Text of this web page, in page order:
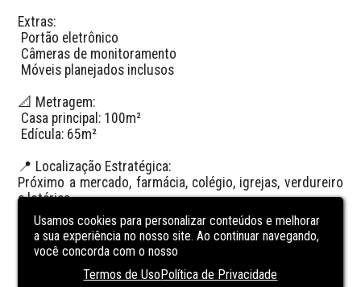
Extras:
📐 Metragem:
📍 Localização Estratégica:
Próximo a mercado, farmácia, colégio, igrejas, verdureiro
e lotérica.
💰 Valor: R$ 970.000,00
🚘 Aceita permuta por carro (20% abaixo da Fipe)
Usamos cookies para personalizar conteúdos e melhorar
a sua experiência no nosso site. Ao continuar navegando,
você concorda com o nosso
Termos de UsoPolítica de Privacidade